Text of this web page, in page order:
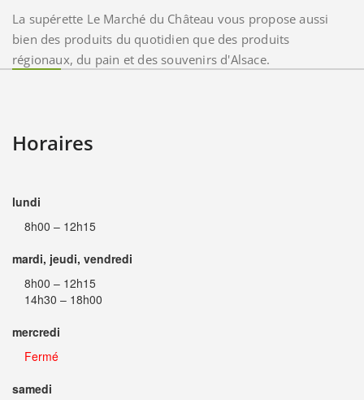
La supérette Le Marché du Château vous propose aussi
bien des produits du quotidien que des produits
régionaux, du pain et des souvenirs d'Alsace.
Horaires
lundi
8h00 – 12h15
mardi, jeudi, vendredi
8h00 – 12h15
14h30 – 18h00
mercredi
Fermé
samedi